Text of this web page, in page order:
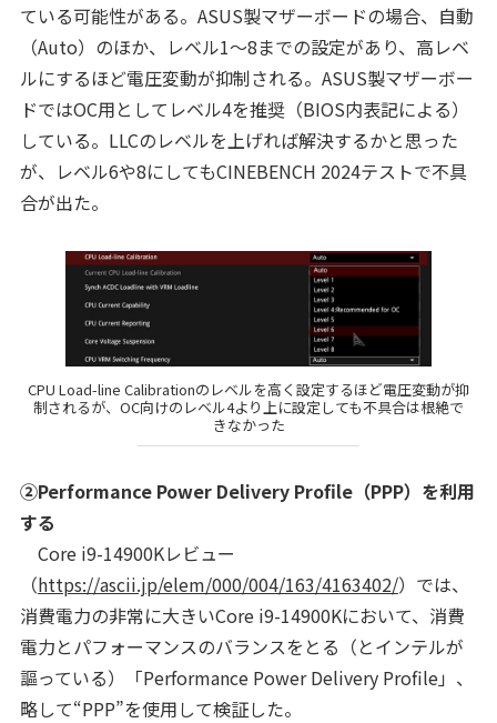
ている可能性がある。ASUS製マザーボードの場合、自動
（Auto）のほか、レベル1〜8までの設定があり、高レベ
ルにするほど電圧変動が抑制される。ASUS製マザーボー
ドではOC用としてレベル4を推奨（BIOS内表記による）
している。LLCのレベルを上げれば解決するかと思った
が、レベル6や8にしてもCINEBENCH 2024テストで不具
合が出た。
CPU Load-line Calibrationのレベルを高く設定するほど電圧変動が抑
制されるが、OC向けのレベル4より上に設定しても不具合は根絶で
きなかった
②Performance Power Delivery Profile（PPP）を利用
する
Core i9-14900Kレビュー
（https://ascii.jp/elem/000/004/163/4163402/）では、
消費電力の非常に大きいCore i9-14900Kにおいて、消費
電力とパフォーマンスのバランスをとる（とインテルが
謳っている）「Performance Power Delivery Profile」、
略して“PPP”を使用して検証した。